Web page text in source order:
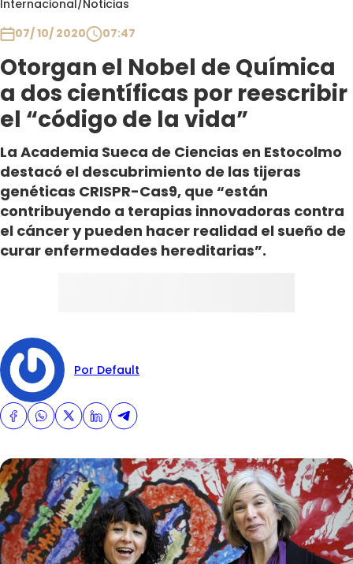
Internacional/Noticias
07/ 10/ 2020
07:47
Otorgan el Nobel de Química
a dos científicas por reescribir
el “código de la vida”
La Academia Sueca de Ciencias en Estocolmo
destacó el descubrimiento de las tijeras
genéticas CRISPR-Cas9, que “están
contribuyendo a terapias innovadoras contra
el cáncer y pueden hacer realidad el sueño de
curar enfermedades hereditarias”.
Por Default
Club De La Comedia
Contigo en Directo
Plan Perfecto
El Tiempo
Sabingo
Todos Los Programas